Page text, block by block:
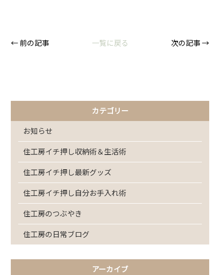
← 前の記事 一覧に戻る 次の記事 →
カテゴリー
お知らせ
住工房イチ押し収納術＆生活術
住工房イチ押し最新グッズ
住工房イチ押し自分お手入れ術
住工房のつぶやき
住工房の日常ブログ
アーカイブ